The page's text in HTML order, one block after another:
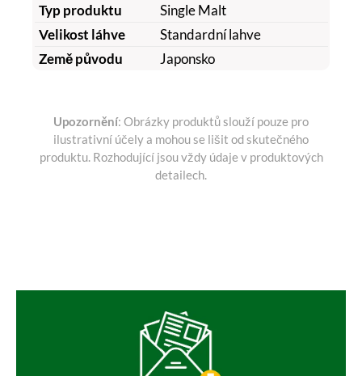
Typ produktu
Single Malt
Velikost láhve
Standardní lahve
Země původu
Japonsko
Upozornění: Obrázky produktů slouží pouze pro
ilustrativní účely a mohou se lišit od skutečného
produktu. Rozhodující jsou vždy údaje v produktových
detailech.